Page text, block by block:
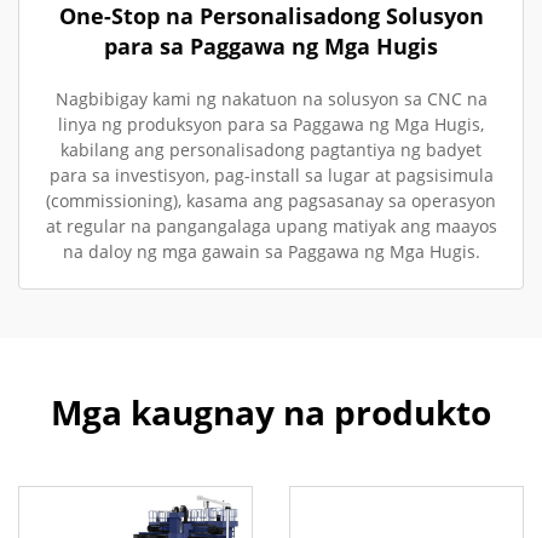
One-Stop na Personalisadong Solusyon
para sa Paggawa ng Mga Hugis
Nagbibigay kami ng nakatuon na solusyon sa CNC na
linya ng produksyon para sa Paggawa ng Mga Hugis,
kabilang ang personalisadong pagtantiya ng badyet
para sa investisyon, pag-install sa lugar at pagsisimula
(commissioning), kasama ang pagsasanay sa operasyon
at regular na pangangalaga upang matiyak ang maayos
na daloy ng mga gawain sa Paggawa ng Mga Hugis.
Mga kaugnay na produkto